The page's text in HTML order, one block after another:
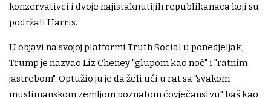
konzervativci i dvoje najistaknutijih republikanaca koji su
podržali Harris.
U objavi na svojoj platformi Truth Social u ponedjeljak,
Trump je nazvao Liz Cheney "glupom kao noć" i "ratnim
jastrebom". Optužio ju je da želi ući u rat sa "svakom
muslimanskom zemljom poznatom čovječanstvu" baš kao